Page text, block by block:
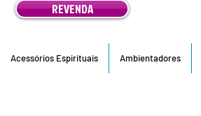
REVENDA
Acessórios Espirituais Ambientadores